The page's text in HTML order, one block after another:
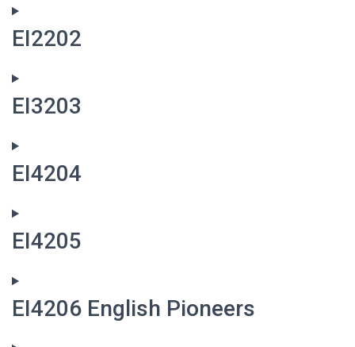
EI2202
EI3203
EI4204
EI4205
EI4206 English Pioneers